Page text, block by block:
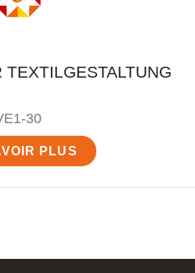
TEXTILGESTALTUNG
30
PLUS